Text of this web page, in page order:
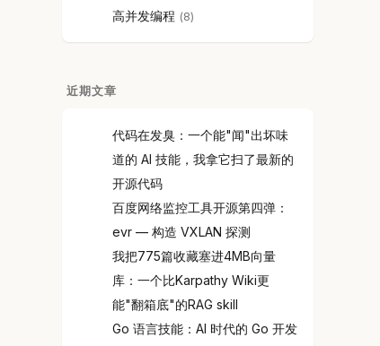
高并发编程 8
近期文章
代码在发臭：一个能"闻"出坏味
道的 AI 技能，我拿它扫了最新的
开源代码
百度网络监控工具开源第四弹：
evr — 构造 VXLAN 探测
我把775篇收藏塞进4MB向量
库：一个比Karpathy Wiki更
能"翻箱底"的RAG skill
Go 语言技能：AI 时代的 Go 开发